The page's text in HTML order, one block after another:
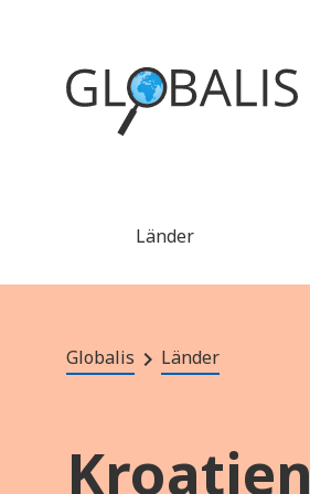
Länder
Globalis Länder
Kroatien